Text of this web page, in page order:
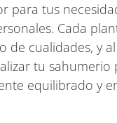
para tus
Cada
de cualidades, y
tu sahumerio
equilibrado y